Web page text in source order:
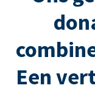
Een